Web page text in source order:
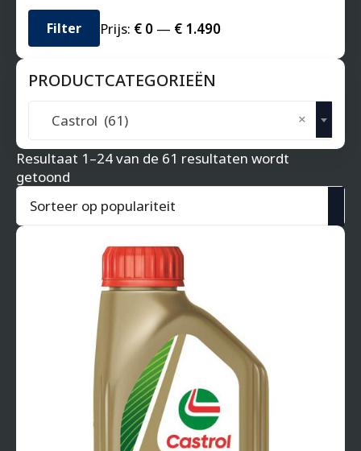
Min.
prijs
Max.
prijsFilter Prijs: € 0 — € 1.490
PRODUCTCATEGORIEËN
×
Castrol (61)
Resultaat 1–24 van de 61 resultaten wordt
getoond
populariteit